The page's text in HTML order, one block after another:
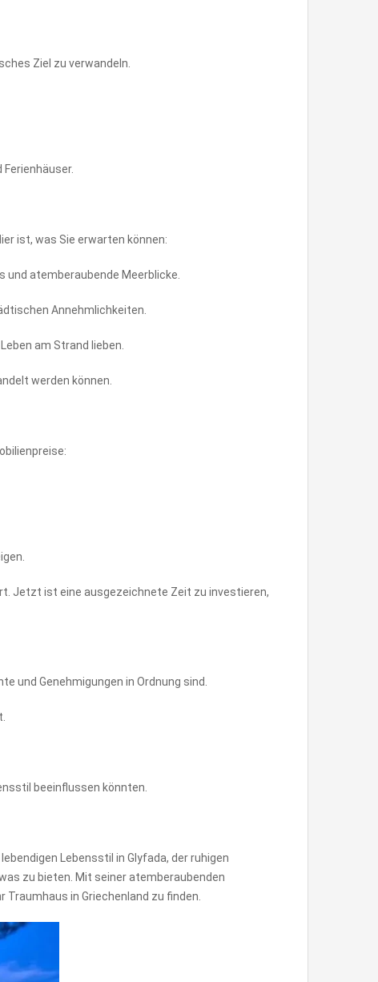
Ziel zu verwandeln.
ist, was Sie erwarten können:
und atemberaubende Meerblicke.
Annehmlichkeiten.
am Strand lieben.
werden können.
Jetzt ist eine ausgezeichnete Zeit zu investieren,
und Genehmigungen in Ordnung sind.
beeinflussen könnten.
Lebensstil in Glyfada, der ruhigen
zu bieten. Mit seiner atemberaubenden
in Griechenland zu finden.